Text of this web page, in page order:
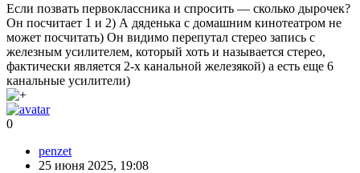
Если позвать первоклассника и спросить — сколько дырочек?
Он посчитает 1 и 2) А дяденька с домашним кинотеатром не
может посчитать) Он видимо перепутал стерео запись с
железным усилителем, который хоть и называется стерео,
фактически является 2-х канальной железякой) а есть еще 6
канальные усилители)
0
penzet
25 июня 2025, 19:08